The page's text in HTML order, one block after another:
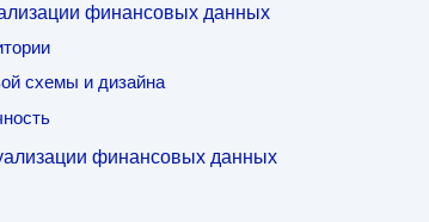
финансовых данных
схемы и дизайна
финансовых данных